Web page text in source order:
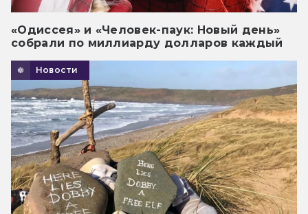
«Одиссея» и «Человек-паук: Новый день»
собрали по миллиарду долларов каждый
Новости